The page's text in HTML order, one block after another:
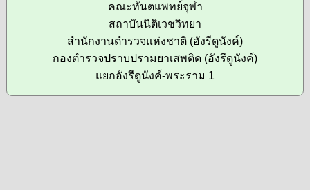
คณะทันตแพทย์จุฬา
สถาบันนิติเวชวิทยา
สำนักงานตำรวจแห่งชาติ (อังรีดูนังค์)
กองตำรวจปราบปรามยาเสพติด (อังรีดูนังค์)
แยกอังรีดูนังค์-พระราม 1